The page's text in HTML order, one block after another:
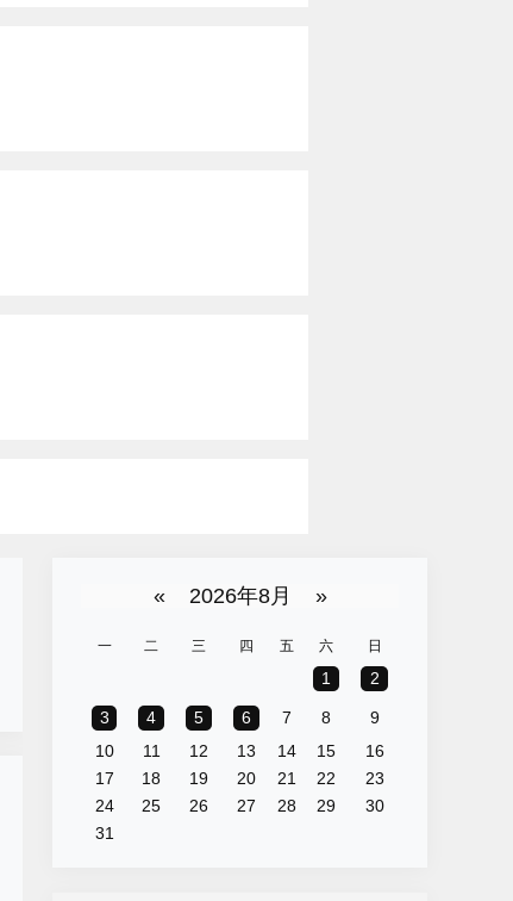
« 2026年8月 »
一 二 三 四 五 六 日
1 2
3 4 5 6 7 8
9
10
11 12 13 14 15
16
17
18 19 20 21 22
23
24
25 26 27 28 29
30
31